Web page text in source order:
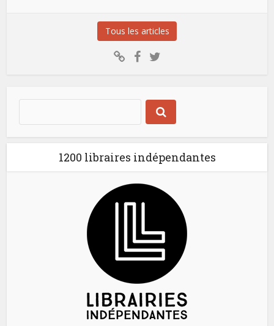
Tous les articles
1200 libraires indépendantes